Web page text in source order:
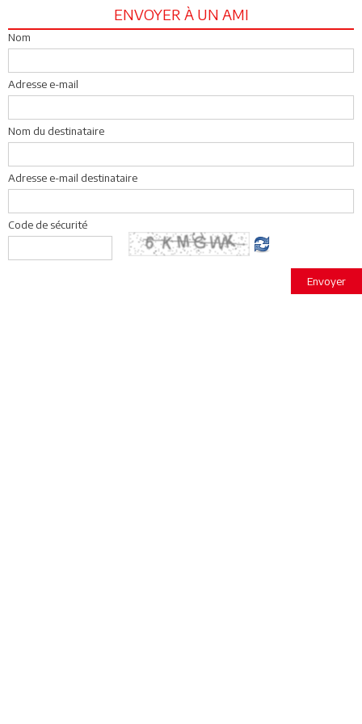
ENVOYER À UN AMI
Nom
Adresse e-mail
Nom du destinataire
Adresse e-mail destinataire
Code de sécurité
Envoyer